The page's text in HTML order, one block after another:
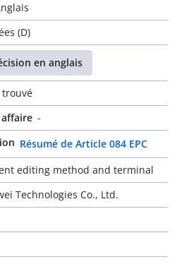
(D)
en anglais
trouvé
-
Résumé de Article 084 EPC
editing method and terminal
Technologies Co., Ltd.